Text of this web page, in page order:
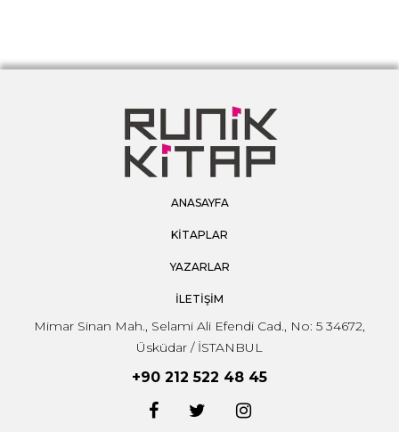
ANASAYFA
KİTAPLAR
YAZARLAR
İLETİŞİM
Mimar Sinan Mah., Selami Ali Efendi Cad., No: 5 34672,
Üsküdar / İSTANBUL
+90 212 522 48 45